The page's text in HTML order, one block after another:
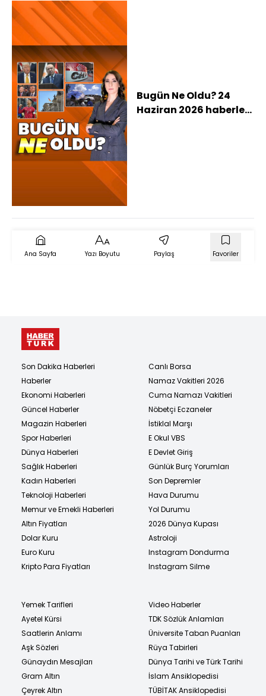
Bugün Ne Oldu? 24
Haziran 2026 haberleri:
Ana Sayfa Yazı Boyutu Paylaş Favoriler
Son Dakika Haberleri
Haberler
Ekonomi Haberleri
Güncel Haberler
Magazin Haberleri
Spor Haberleri
Dünya Haberleri
Sağlık Haberleri
Kadın Haberleri
Teknoloji Haberleri
Memur ve Emekli Haberleri
Altın Fiyatları
Dolar Kuru
Euro Kuru
Kripto Para Fiyatları
Canlı Borsa
Namaz Vakitleri 2026
Cuma Namazı Vakitleri
Nöbetçi Eczaneler
İstiklal Marşı
E Okul VBS
E Devlet Giriş
Günlük Burç Yorumları
Son Depremler
Hava Durumu
Yol Durumu
2026 Dünya Kupası
Astroloji
Instagram Dondurma
Instagram Silme
Yemek Tarifleri
Ayetel Kürsi
Saatlerin Anlamı
Aşk Sözleri
Günaydın Mesajları
Gram Altın
Çeyrek Altın
Video Haberler
TDK Sözlük Anlamları
Üniversite Taban Puanları
Rüya Tabirleri
Dünya Tarihi ve Türk Tarihi
İslam Ansiklopedisi
TÜBİTAK Ansiklopedisi